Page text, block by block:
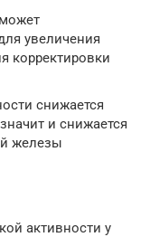
увеличения
корректировки
снижается
и снижается
железы
активности у